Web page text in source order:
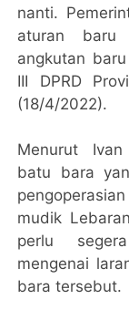
nanti.
aturan baru
angkutan
III DPRD
(18/4/2022).
Menurut Ivan
batu bara
mudik
perlu
mengenai
bara tersebut.